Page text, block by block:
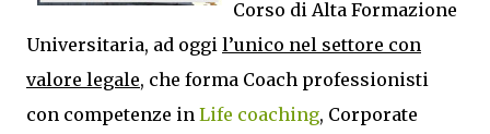
Corso di Alta Formazione
Universitaria, ad oggi l’unico nel settore con
valore legale, che forma Coach professionisti
con competenze in Life coaching, Corporate